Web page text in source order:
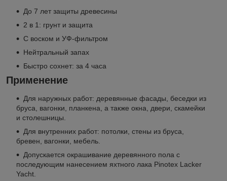
До 7 лет защиты древесины
2 в 1: грунт и защита
С воском и УФ-фильтром
Нейтральный запах
Быстро сохнет: за 4 часа
Применение
Для наружных работ: деревянные фасады, беседки из
бруса, вагонки, планкена, а также окна, двери, скамейки
и столешницы.
Для внутренних работ: потолки, стены из бруса,
бревен, вагонки, мебель.
Допускается окрашивание деревянного пола с
последующим нанесением яхтного лака Pinotex Lacker
Yacht.